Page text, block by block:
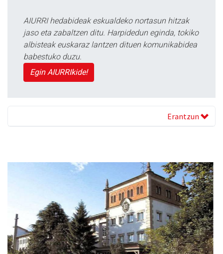
AIURRI hedabideak eskualdeko nortasun hitzak
jaso eta zabaltzen ditu. Harpidedun eginda, tokiko
albisteak euskaraz lantzen dituen komunikabidea
babestuko duzu.
Egin AIURRIkide!
Erantzun